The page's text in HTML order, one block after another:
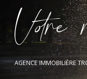
Vore
AGENCE IMMOBILIÈRE